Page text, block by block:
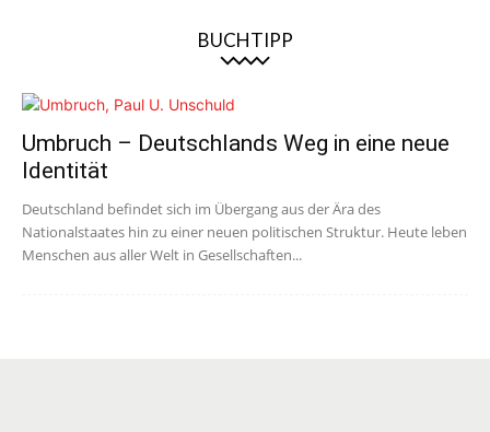
BUCHTIPP
Umbruch – Deutschlands Weg in eine neue
Identität
Deutschland befindet sich im Übergang aus der Ära des
Nationalstaates hin zu einer neuen politischen Struktur. Heute leben
Menschen aus aller Welt in Gesellschaften...